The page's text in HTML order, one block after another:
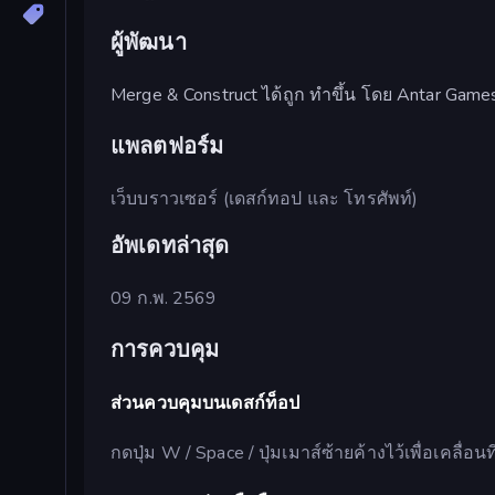
ผู้พัฒนา
Merge & Construct ได้ถูก ทำขึ้น โดย Antar
แพลตฟอร์ม
เว็บบราวเซอร์ (เดสก์ทอป และ โทรศัพท์)
อัพเดทล่าสุด
09 ก.พ. 2569
การควบคุม
ส่วนควบคุมบนเดสก์ท็อป
กดปุ่ม W / Space / ปุ่มเมาส์ซ้ายค้างไว้เพื่อเคลื่อ